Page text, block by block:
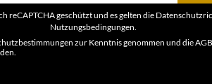
Adresse*
reCAPTCHA geschützt und es gelten die
Nutzungsbedingungen
zur Kenntnis genommen und dieAGB